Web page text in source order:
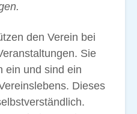
den Verein bei
Sie
ein und sind ein
Dieses